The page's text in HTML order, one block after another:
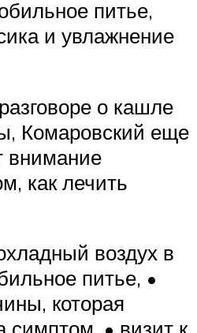
питье,
и увлажнение
о кашле
Комаровский еще
внимание
как лечить
воздух в
питье, •
которая